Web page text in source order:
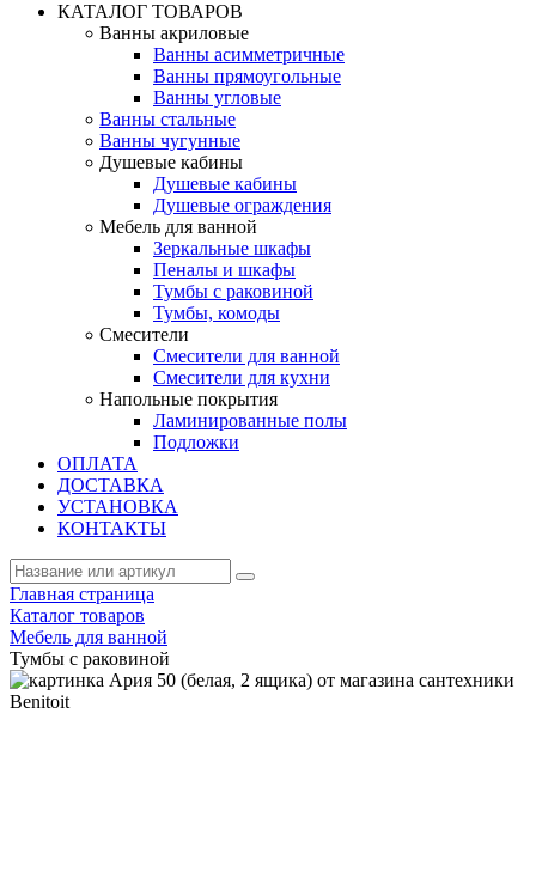
КАТАЛОГ ТОВАРОВ
Ванны акриловые
Ванны асимметричные
Ванны прямоугольные
Ванны угловые
Ванны стальные
Ванны чугунные
Душевые кабины
Душевые кабины
Душевые ограждения
Мебель для ванной
Зеркальные шкафы
Пеналы и шкафы
Тумбы с раковиной
Тумбы, комоды
Смесители
Смесители для ванной
Смесители для кухни
Напольные покрытия
Ламинированные полы
Подложки
ОПЛАТА
ДОСТАВКА
УСТАНОВКА
КОНТАКТЫ
Главная страница
Каталог товаров
Мебель для ванной
Тумбы с раковиной